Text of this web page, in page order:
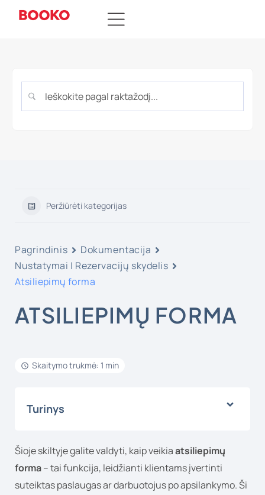
Peržiūrėti kategorijas
Pagrindinis
Dokumentacija
Nustatymai | Rezervacijų skydelis
Atsiliepimų forma
ATSILIEPIMŲ FORMA
Skaitymo trukmė: 1 min
Turinys
Šioje skiltyje galite valdyti, kaip veikiaatsiliepimų
forma– tai funkcija, leidžianti klientams įvertinti
suteiktas paslaugas ar darbuotojus po apsilankymo. Ši